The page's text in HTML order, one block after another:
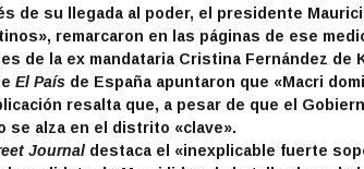
de su llegada al poder, el presidente
remarcaron en las páginas de ese
de la ex mandataria Cristina Fernández de
El País de España apuntaron que «Macri
resalta que, a pesar de que el
se alza en el distrito «clave».
Journal destaca el «inexplicable fuerte